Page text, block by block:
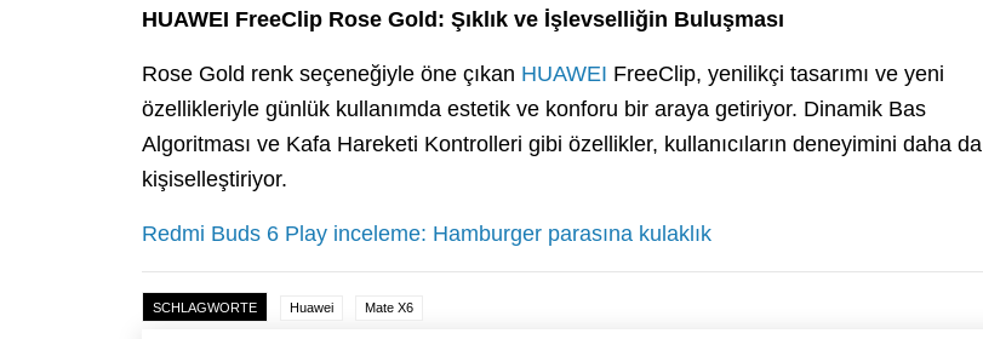
HUAWEI FreeClip Rose Gold: Şıklık ve İşlevselliğin Buluşması
Rose Gold renk seçeneğiyle öne çıkan HUAWEI FreeClip, yenilikçi tasarımı ve yeni
özellikleriyle günlük kullanımda estetik ve konforu bir araya getiriyor. Dinamik Bas
Algoritması ve Kafa Hareketi Kontrolleri gibi özellikler, kullanıcıların deneyimini daha da
kişiselleştiriyor.
Redmi Buds 6 Play inceleme: Hamburger parasına kulaklık
SCHLAGWORTE Huawei Mate X6